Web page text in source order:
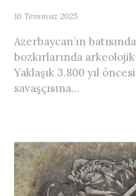
16 Temmuz 2025
Azerbaycan’ın
bozkırlarında
Yaklaşık 3.800 yıl
savaşçısına...